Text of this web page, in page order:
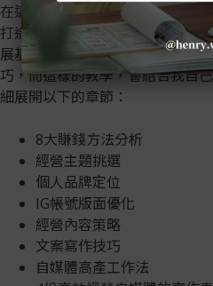
在這份簡報中，我會以終為始的
打造出具有變現力的個人品牌，
展基礎，並說明過程中需要注意
巧，而這樣的教學，會結合我自
細展開以下的章節：
8大賺錢方法分析
經營主題挑選
個人品牌定位
IG帳號版面優化
經營內容策略
文案寫作技巧
自媒體高產工作法